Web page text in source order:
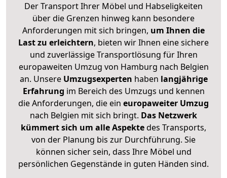
Der Transport Ihrer Möbel und Habseligkeiten
über die Grenzen hinweg kann besondere
Anforderungen mit sich bringen, um Ihnen die
Last zu erleichtern, bieten wir Ihnen eine sichere
und zuverlässige Transportlösung für Ihren
europaweiten Umzug von Hamburg nach Belgien
an. Unsere Umzugsexperten haben langjährige
Erfahrung im Bereich des Umzugs und kennen
die Anforderungen, die ein europaweiter Umzug
nach Belgien mit sich bringt. Das Netzwerk
kümmert sich um alle Aspektedes Transports,
von der Planung bis zur Durchführung. Sie
können sicher sein, dass Ihre Möbel und
persönlichen Gegenstände in guten Händen sind.